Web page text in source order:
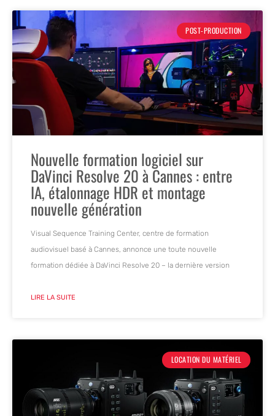
POST-PRODUCTION
Nouvelle formation logiciel sur
DaVinci Resolve 20 à Cannes : entre
IA, étalonnage HDR et montage
nouvelle génération
Visual Sequence Training Center, centre de formation
audiovisuel basé à Cannes, annonce une toute nouvelle
formation dédiée à DaVinci Resolve 20 – la dernière version
LIRE LA SUITE
LOCATION DU MATÉRIEL